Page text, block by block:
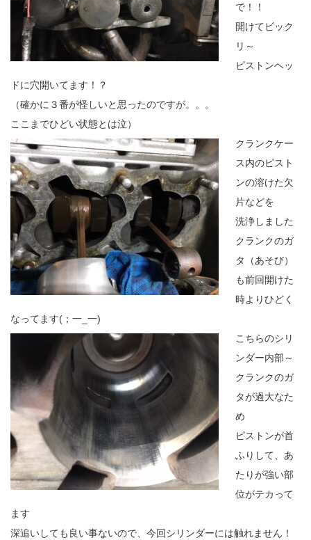
で！！
開けてビック
リ～
ピストンヘッ
ドに穴開いてます！？
（確かに３番が怪しいと思ったのですが。。。
ここまでひどい状態とは泣）
クランクケー
ス内のピスト
ンの溶けた欠
片などを
洗浄しました
クランクのガ
タ（あそび）
も前回開けた
時よりひどく
なってます(；一_一)
こちらのシリ
ンダー内部～
クランクのガ
タが過大なた
め
ピストンが首
ふりして、あ
たりが強い部
位がテカって
ます
深追いしても良い事ないので、今回シリンダーには触れません！